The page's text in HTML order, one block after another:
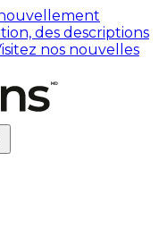
des descriptions
nos nouvelles